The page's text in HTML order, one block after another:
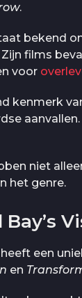
.
bekend
films
voor
kenmerk
niet
het genre.
heeft een
en